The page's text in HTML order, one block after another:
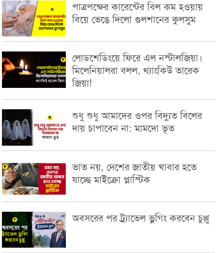
পাত্রপক্ষের কারেন্টের বিল কম হওয়ায়
বিয়ে ভেঙে দিলো গুলশানের কুলসুম
লোডশেডিংয়ে ফিরে এল নস্টালজিয়া।
মিলেনিয়ালরা বলল, থ্যাংকিউ তারেক
জিয়া!
শুধু শুধু আমাদের ওপর বিদ্যুত বিলের
দায় চাপাবেন না: মামদো ভূত
ভাত নয়, দেশের জাতীয় খাবার হতে
যাচ্ছে মাইক্রো প্লাস্টিক
অবসরের পর ট্র্যাভেল ভ্লগিং করবেন চুপ্পু